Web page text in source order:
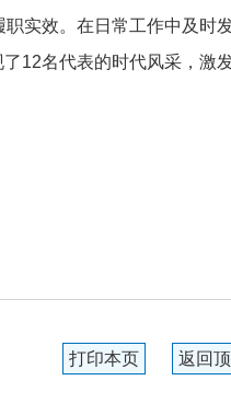
实效。在日常工作中及时
12名代表的时代风采，激
打印本页 返回